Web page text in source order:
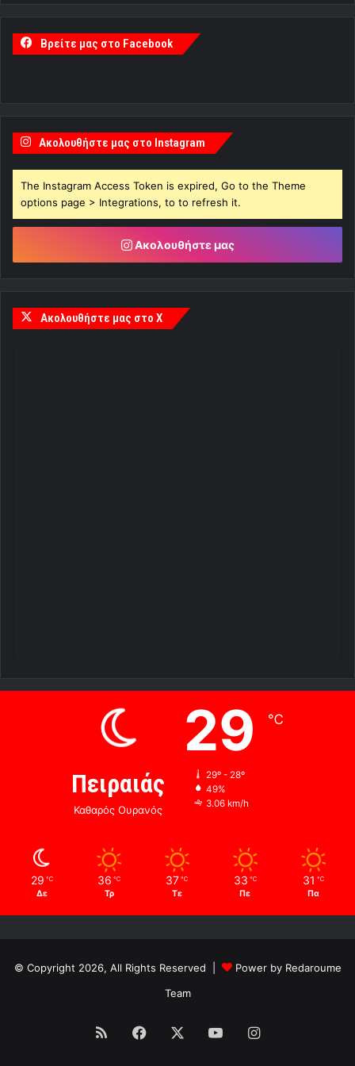
Βρείτε μας στο Facebook
Ακολουθήστε μας στο Instagram
The Instagram Access Token is expired, Go to the Theme
options page > Integrations, to to refresh it.
Ακολουθήστε μας
Ακολουθήστε μας στο X
Πειραιάς
Καθαρός Ουρανός
29 ℃
29º - 28º
49%
3.06 km/h
29 ℃
Δε
36 ℃
Τρ
37 ℃
Τε
33 ℃
Πε
31 ℃
Πα
© Copyright 2026, All Rights Reserved |
Power by Redaroume
Team
RSS Facebook YouTubeInstagram